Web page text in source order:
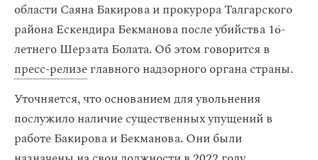
области Саяна Бакирова и прокурора Талгарского
района Ескендира Бекманова после убийства 16-
летнего Шерзата Болата. Об этом говорится в
пресс-релизеглавного надзорного органа страны.
Уточняется, что основанием для увольнения
послужило наличие существенных упущений в
работе Бакирова и Бекманова. Они были